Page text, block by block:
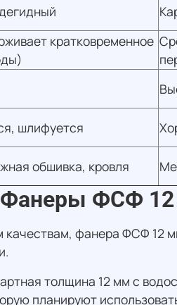
кратковременное
шлифуется
обшивка, кровля
ФСФ
фанера ФСФ 12
толщина 12 мм с
планируют